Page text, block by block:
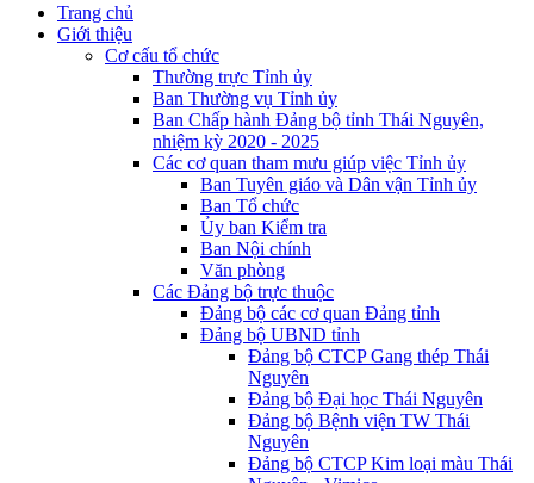
Trang chủ
Giới thiệu
Cơ cấu tổ chức
Thường trực Tỉnh ủy
Ban Thường vụ Tỉnh ủy
Ban Chấp hành Đảng bộ tỉnh Thái Nguyên,
nhiệm kỳ 2020 - 2025
Các cơ quan tham mưu giúp việc Tỉnh ủy
Ban Tuyên giáo và Dân vận Tỉnh ủy
Ban Tổ chức
Ủy ban Kiểm tra
Ban Nội chính
Văn phòng
Các Đảng bộ trực thuộc
Đảng bộ các cơ quan Đảng tỉnh
Đảng bộ UBND tỉnh
Đảng bộ CTCP Gang thép Thái
Nguyên
Đảng bộ Đại học Thái Nguyên
Đảng bộ Bệnh viện TW Thái
Nguyên
Đảng bộ CTCP Kim loại màu Thái